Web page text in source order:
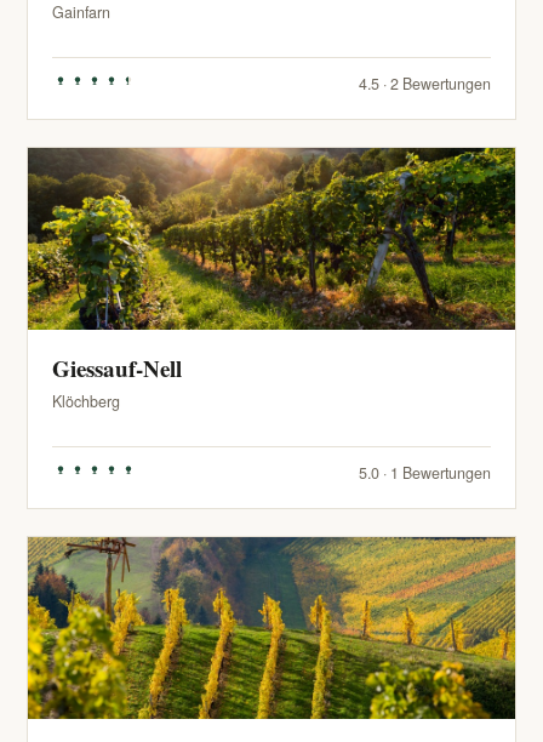
Gainfarn
4.5 · 2 Bewertungen
Giessauf-Nell
Klöchberg
5.0 · 1 Bewertungen